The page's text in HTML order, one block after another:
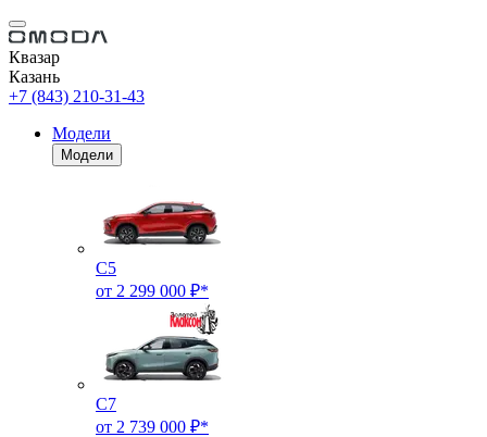
Квазар
Казань
+7 (843) 210-31-43
Модели
Модели
C5
от 2 299 000 ₽*
C7
от 2 739 000 ₽*